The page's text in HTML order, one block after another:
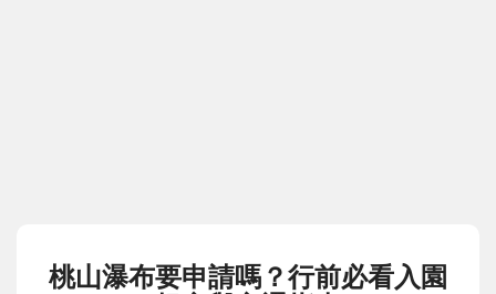
桃山瀑布要申請嗎？行前必看入園